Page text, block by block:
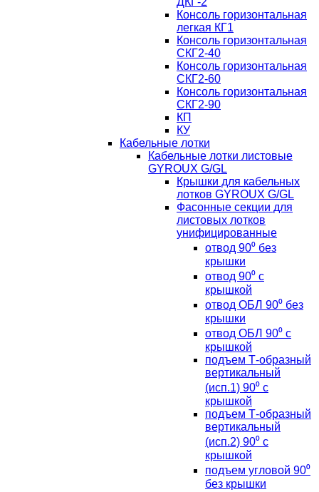
Консоль горизонтальная
легкая КГ1
Консоль горизонтальная
СКГ2-40
Консоль горизонтальная
СКГ2-60
Консоль горизонтальная
СКГ2-90
КП
КУ
Кабельные лотки
Кабельные лотки листовые
GYROUX G/GL
Крышки для кабельных
лотков GYROUX G/GL
Фасонные секции для
листовых лотков
унифицированные
отвод 90⁰ без
крышки
отвод 90⁰ с
крышкой
отвод ОБЛ 90⁰ без
крышки
отвод ОБЛ 90⁰ с
крышкой
подъем Т-образный
вертикальный
(исп.1) 90⁰ с
крышкой
подъем Т-образный
вертикальный
(исп.2) 90⁰ с
крышкой
подъем угловой 90⁰
без крышки